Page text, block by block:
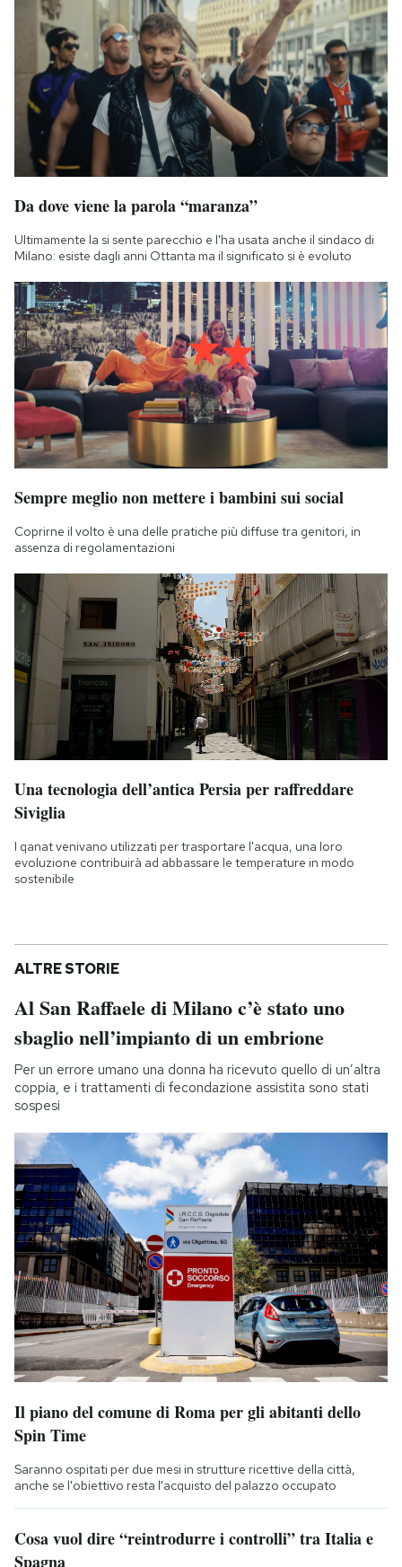
Da dove viene la parola “maranza”
Ultimamente la si sente parecchio e l'ha usata anche il sindaco di
Milano: esiste dagli anni Ottanta ma il significato si è evoluto
Sempre meglio non mettere i bambini sui social
Coprirne il volto è una delle pratiche più diffuse tra genitori, in
assenza di regolamentazioni
Una tecnologia dell’antica Persia per raffreddare
Siviglia
I qanat venivano utilizzati per trasportare l'acqua, una loro
evoluzione contribuirà ad abbassare le temperature in modo
sostenibile
ALTRE STORIE
Al San Raffaele di Milano c’è stato uno
sbaglio nell’impianto di un embrione
Per un errore umano una donna ha ricevuto quello di un’altra
coppia, e i trattamenti di fecondazione assistita sono stati
sospesi
Il piano del comune di Roma per gli abitanti dello
Spin Time
Saranno ospitati per due mesi in strutture ricettive della città,
anche se l'obiettivo resta l'acquisto del palazzo occupato
Cosa vuol dire “reintrodurre i controlli” tra Italia e
Spagna